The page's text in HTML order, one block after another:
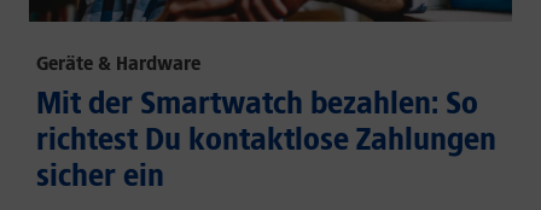
Geräte & Hardware
Mit der Smartwatch bezahlen: So
richtest Du kontaktlose Zahlungen
sicher ein